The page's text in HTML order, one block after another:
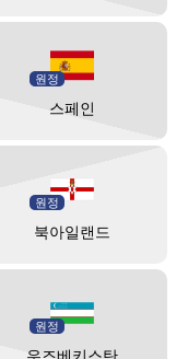
원정
스페인
원정
북아일랜드
원정